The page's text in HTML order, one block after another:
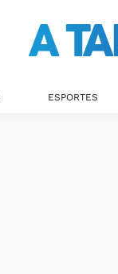
ESPORTES